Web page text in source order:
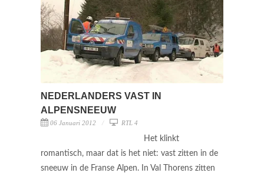
NEDERLANDERS VAST IN
ALPENSNEEUW
06 Januari 2012 RTL 4
Het klinkt
romantisch, maar dat is het niet: vast zitten in de
sneeuw in de Franse Alpen. In Val Thorens zitten